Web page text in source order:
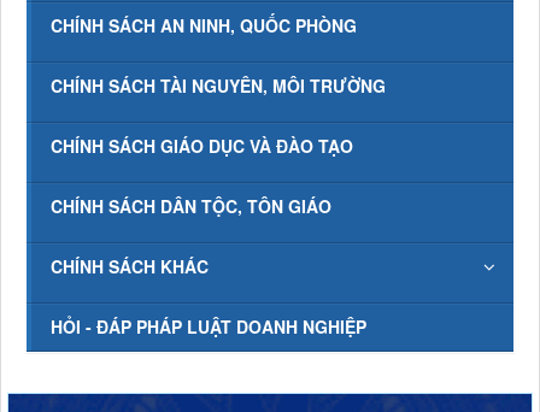
CHÍNH SÁCH AN NINH, QUỐC PHÒNG
CHÍNH SÁCH TÀI NGUYÊN, MÔI TRƯỜNG
CHÍNH SÁCH GIÁO DỤC VÀ ĐÀO TẠO
CHÍNH SÁCH DÂN TỘC, TÔN GIÁO
CHÍNH SÁCH KHÁC
HỎI - ĐÁP PHÁP LUẬT DOANH NGHIỆP